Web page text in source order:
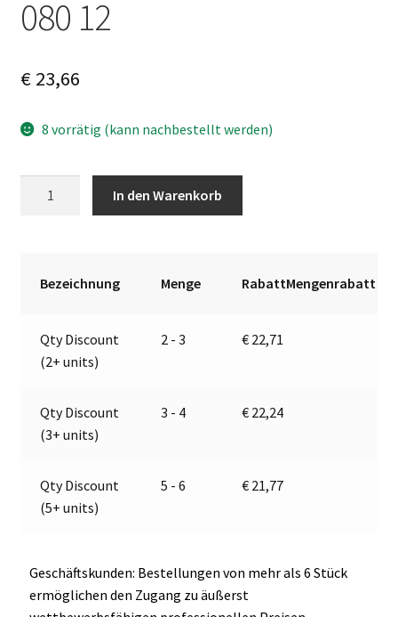
080 12
€23,66
8 vorrätig (kann nachbestellt werden)
Marco
Menge
In den Warenkorb
r
t
e
Bezeichnung Menge RabattMengenrabatt
Qty Discount
(2+ units)
2 - 3 € 22,71
Qty Discount
(3+ units)
3 - 4 € 22,24
Qty Discount
(5+ units)
5 - 6 € 21,77
Geschäftskunden: Bestellungen von mehr als 6 Stück
ermöglichen den Zugang zu äußerst